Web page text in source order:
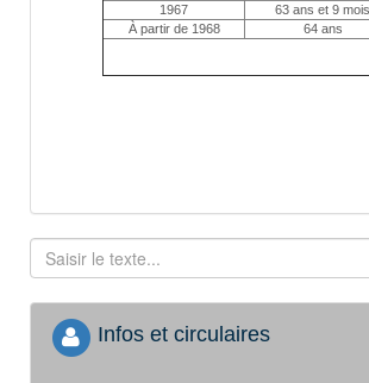
1967
63 ans et 9 mois
À partir de 1968
64 ans
Infos et circulaires